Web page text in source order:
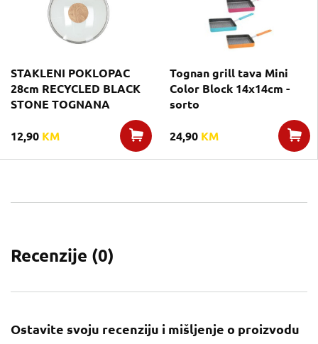
STAKLENI POKLOPAC
28cm RECYCLED BLACK
STONE TOGNANA
12,90 KM
Tognan grill tava Mini
Color Block 14x14cm -
sorto
24,90 KM
Recenzije (0)
Ostavite svoju recenziju i mišljenje o proizvodu